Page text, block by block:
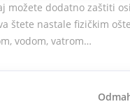
možete dodatno zaštiti
štete nastale fizičkim
vodom, vatrom…